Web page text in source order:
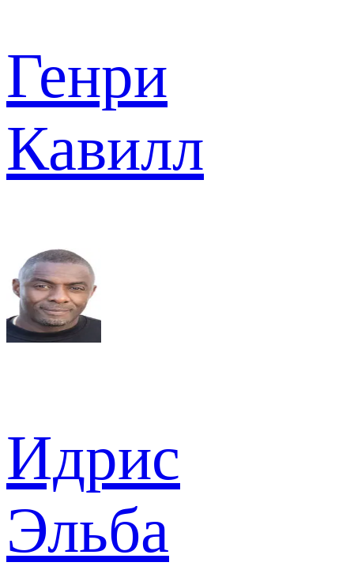
Генри
Кавилл
Идрис
Эльба